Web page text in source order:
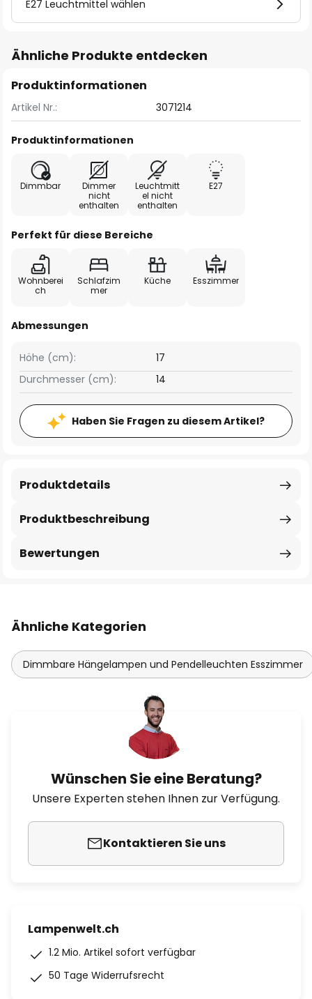
E27 Leuchtmittel wählen
Ähnliche Produkte entdecken
Produktinformationen
Artikel Nr.: 3071214
Produktinformationen
Dimmbar
Dimmer
nicht
enthalten
Leuchtmitt
el nicht
enthalten
E27
Perfekt für diese Bereiche
Wohnberei
ch
Schlafzim
mer
Küche Esszimmer
Abmessungen
Höhe (cm):
17
Durchmesser (cm):
14
Haben Sie Fragen zu diesem Artikel?
Produktbeschreibung
Produktdetails
Bewertungen
Ähnliche Kategorien
Dimmbare Hängelampen und Pendelleuchten Esszimmer
Wünschen Sie eine Beratung?
Unsere Experten stehen Ihnen zur Verfügung.
Kontaktieren Sie uns
Lampenwelt.ch
1.2 Mio. Artikel sofort verfügbar
50 Tage Widerrufsrecht